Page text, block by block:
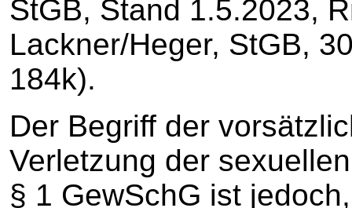
StGB, Stand 1.5.2023,
Lackner/Heger, StGB,
184k).
Der Begriff der
Verletzung der
§ 1 GewSchG ist